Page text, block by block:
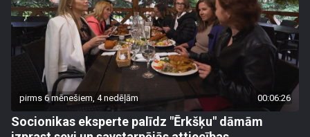
pirms 6 mēnešiem, 4 nedēļām 00:06:26
Socionikas eksperte palīdz "Ērkšķu" dāmām